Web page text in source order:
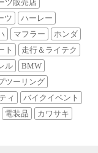
ツ販売店
ツ
ハーレー
マフラー
ホンダ
ト
走行＆ライテク
ル
BMW
ツーリング
ィ
バイクイベント
電装品
カワサキ